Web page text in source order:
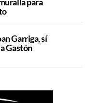
Garriga, sí
Gastón